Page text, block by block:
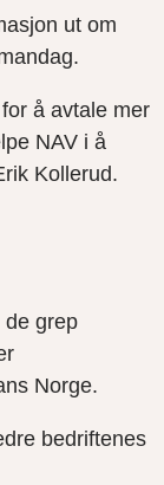
ut om
.
å avtale mer
NAV i å
Kollerud.
de grep
Norge.
bedriftenes